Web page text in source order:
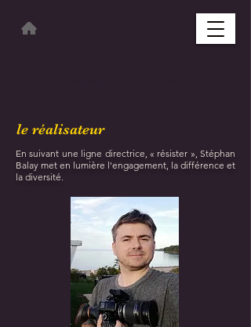
le réalisateur
En suivant une ligne directrice, « résister », Stéphan
Balay met en lumière l'engagement, la différence et
la diversité.